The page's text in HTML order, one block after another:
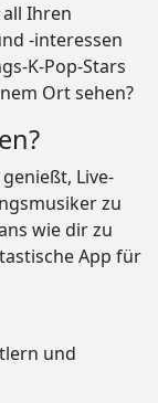
Ihren
-interessen
K-Pop-Stars
Ort sehen?
Live-
zu
wie dir zu
App für
und